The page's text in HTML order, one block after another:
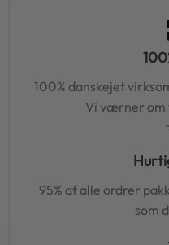
100% danskejet
Vi værner om
95% af alle ordrer
som